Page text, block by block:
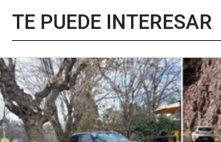
TE PUEDE INTERESAR